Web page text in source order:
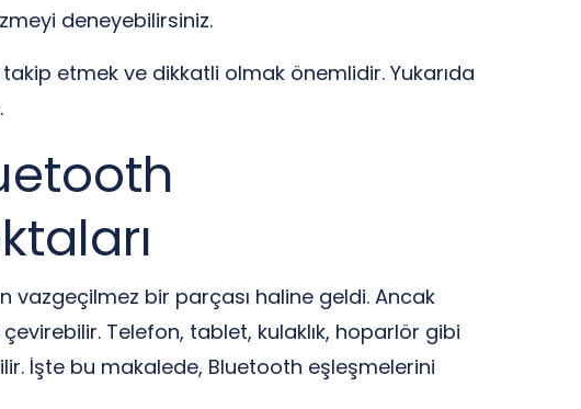
deneyebilirsiniz.
etmek ve dikkatli olmak önemlidir. Yukarıda
vazgeçilmez bir parçası haline geldi. Ancak
Telefon, tablet, kulaklık, hoparlör gibi
İşte bu makalede, Bluetooth eşleşmelerini